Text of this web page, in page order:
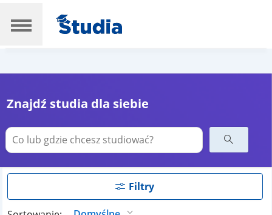
Znajdź studia dla siebie
Filtry